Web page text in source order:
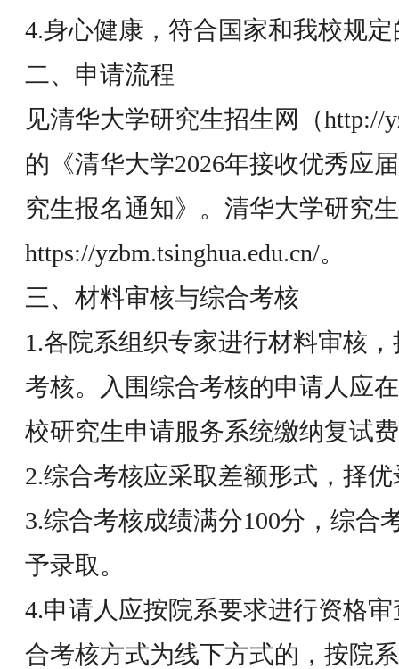
4.身心健康，符合国家和我校规
二、申请流程
见清华大学研究生招生网（http://
的《清华大学2026年接收优秀应
究生报名通知》。清华大学研究
https://yzbm.tsinghua.edu.cn/。
三、材料审核与综合考核
1.各院系组织专家进行材料审核
考核。入围综合考核的申请人应
校研究生申请服务系统缴纳复试
2.综合考核应采取差额形式，择
3.综合考核成绩满分100分，综合
予录取。
4.申请人应按院系要求进行资格
合考核方式为线下方式的，按院